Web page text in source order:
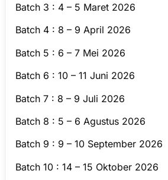
Batch 3 : 4 – 5 Maret 2026
Batch 4 : 8 – 9 April 2026
Batch 5 : 6 – 7 Mei 2026
Batch 6 : 10 – 11 Juni 2026
Batch 7 : 8 – 9 Juli 2026
Batch 8 : 5 – 6 Agustus 2026
Batch 9 : 9 – 10 September 2026
Batch 10 : 14 – 15 Oktober 2026